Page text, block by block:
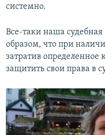
системно.
Все-таки наша судебная
образом, что при
затратив определенное
защитить свои права в